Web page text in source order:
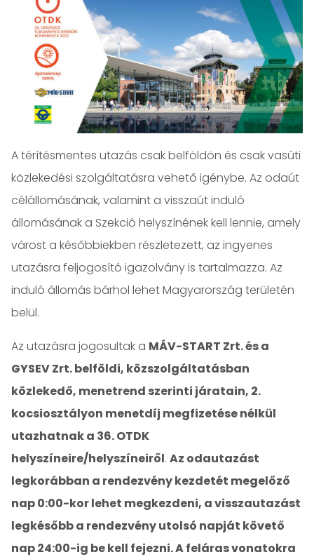
A térítésmentes utazás csak belföldön és csak vasúti
közlekedési szolgáltatásra vehető igénybe. Az odaút
célállomásának, valamint a visszaút induló
állomásának a Szekció helyszínének kell lennie, amely
várost a későbbiekben részletezett, az ingyenes
utazásra feljogosító igazolvány is tartalmazza. Az
induló állomás bárhol lehet Magyarország területén
belül.
Az utazásra jogosultak a MÁV-START Zrt. és a
GYSEV Zrt. belföldi, közszolgáltatásban
közlekedő, menetrend szerinti járatain, 2.
kocsiosztályon menetdíj megfizetése nélkül
utazhatnak a 36. OTDK
helyszíneire/helyszíneiről. Az odautazást
legkorábban a rendezvény kezdetét megelőző
nap 0:00-kor lehet megkezdeni, a visszautazást
legkésőbb a rendezvény utolsó napját követő
nap 24:00-ig be kell fejezni. A feláras vonatokra